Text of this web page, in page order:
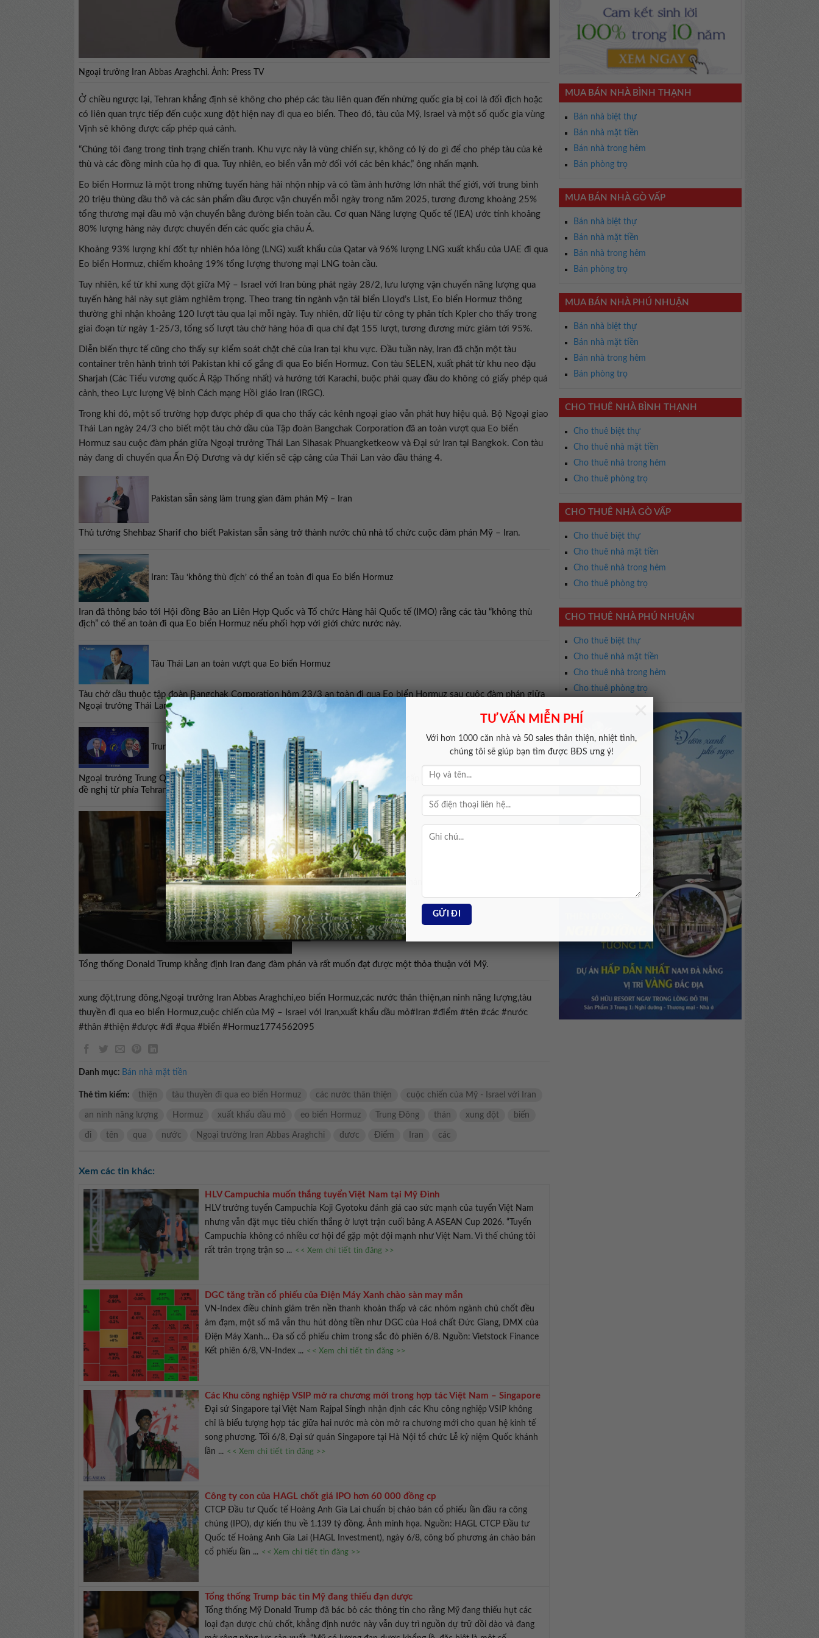
TƯ VẤN MIỄN PHÍ
Với hơn 1000 căn nhà và 50 sales thân thiện, nhiệt tình,
chúng tôi sẽ giúp bạn tìm được BĐS ưng ý!
Ngoại trưởng Iran Abbas Araghchi. Ảnh: Press TV
Ở chiều ngược lại, Tehran khẳng định sẽ không cho phép các tàu liên quan đến những quốc gia bị coi là đối địch hoặc
có liên quan trực tiếp đến cuộc xung đột hiện nay đi qua eo biển. Theo đó, tàu của Mỹ, Israel và một số quốc gia vùng
Vịnh sẽ không được cấp phép quá cảnh.
“Chúng tôi đang trong tình trạng chiến tranh. Khu vực này là vùng chiến sự, không có lý do gì để cho phép tàu của kẻ
thù và các đồng minh của họ đi qua. Tuy nhiên, eo biển vẫn mở đối với các bên khác,” ông nhấn mạnh.
Eo biển Hormuz là một trong những tuyến hàng hải nhộn nhịp và có tầm ảnh hưởng lớn nhất thế giới, với trung bình
20 triệu thùng dầu thô và các sản phẩm dầu được vận chuyển mỗi ngày trong năm 2025, tương đương khoảng 25%
tổng thương mại dầu mỏ vận chuyển bằng đường biển toàn cầu. Cơ quan Năng lượng Quốc tế (IEA) ước tính khoảng
80% lượng hàng này được chuyển đến các quốc gia châu Á.
Khoảng 93% lượng khí đốt tự nhiên hóa lỏng (LNG) xuất khẩu của Qatar và 96% lượng LNG xuất khẩu của UAE đi qua
Eo biển Hormuz, chiếm khoảng 19% tổng lượng thương mại LNG toàn cầu.
Tuy nhiên, kể từ khi xung đột giữa Mỹ – Israel với Iran bùng phát ngày 28/2, lưu lượng vận chuyển năng lượng qua
tuyến hàng hải này sụt giảm nghiêm trọng. Theo trang tin ngành vận tải biển Lloyd’s List, Eo biển Hormuz thông
thường ghi nhận khoảng 120 lượt tàu qua lại mỗi ngày. Tuy nhiên, dữ liệu từ công ty phân tích Kpler cho thấy trong
giai đoạn từ ngày 1-25/3, tổng số lượt tàu chở hàng hóa đi qua chỉ đạt 155 lượt, tương đương mức giảm tới 95%.
Diễn biến thực tế cũng cho thấy sự kiểm soát chặt chẽ của Iran tại khu vực. Đầu tuần này, Iran đã chặn một tàu
container trên hành trình tới Pakistan khi cố gắng đi qua Eo biển Hormuz. Con tàu SELEN, xuất phát từ khu neo đậu
Sharjah (Các Tiểu vương quốc Ả Rập Thống nhất) và hướng tới Karachi, buộc phải quay đầu do không có giấy phép quá
cảnh, theo Lực lượng Vệ binh Cách mạng Hồi giáo Iran (IRGC).
Trong khi đó, một số trường hợp được phép đi qua cho thấy các kênh ngoại giao vẫn phát huy hiệu quả. Bộ Ngoại giao
Thái Lan ngày 24/3 cho biết một tàu chở dầu của Tập đoàn Bangchak Corporation đã an toàn vượt qua Eo biển
Hormuz sau cuộc đàm phán giữa Ngoại trưởng Thái Lan Sihasak Phuangketkeow và Đại sứ Iran tại Bangkok. Con tàu
này đang di chuyển qua Ấn Độ Dương và dự kiến sẽ cập cảng của Thái Lan vào đầu tháng 4.
Pakistan sẵn sàng làm trung gian đàm phán Mỹ – Iran
Thủ tướng Shehbaz Sharif cho biết Pakistan sẵn sàng trở thành nước chủ nhà tổ chức cuộc đàm phán Mỹ – Iran.
Iran: Tàu ‘không thù địch’ có thể an toàn đi qua Eo biển Hormuz
Iran đã thông báo tới Hội đồng Bảo an Liên Hợp Quốc và Tổ chức Hàng hải Quốc tế (IMO) rằng các tàu “không thù
địch” có thể an toàn đi qua Eo biển Hormuz nếu phối hợp với giới chức nước này.
Tàu Thái Lan an toàn vượt qua Eo biển Hormuz
Tàu chở dầu thuộc tập đoàn Bangchak Corporation hôm 23/3 an toàn đi qua Eo biển Hormuz sau cuộc đàm phán giữa
Ngoại trưởng Thái Lan Sihasak Phuangketkeow và Đại sứ Iran tại Bangkok.
Trung Quốc kêu gọi Iran tận dụng cơ hội để khởi động đàm phán
Ngoại trưởng Trung Quốc Vương Nghị tối 24/3 có cuộc điện đàm với người đồng cấp Iran Seyed Abbas Araghchi, theo
đề nghị từ phía Tehran.
Ông Trump: ‘Iran muốn đàm phán nhưng không dám thừa nhận’
Tổng thống Donald Trump khẳng định Iran đang đàm phán và rất muốn đạt được một thỏa thuận với Mỹ.
xung đột,trung đông,Ngoại trưởng Iran Abbas Araghchi,eo biển Hormuz,các nước thân thiện,an ninh năng lượng,tàu
thuyền đi qua eo biển Hormuz,cuộc chiến của Mỹ – Israel với Iran,xuất khẩu dầu mỏ#Iran #điểm #tên #các #nước
#thân #thiện #được #đi #qua #biển #Hormuz1774562095
Danh mục: Bán nhà mặt tiền
Thẻ tìm kiếm: thiện tàu thuyền đi qua eo biển Hormuz các nước thân thiện cuộc chiến của Mỹ - Israel với Iran
an ninh năng lượng Hormuz xuất khẩu dầu mỏ eo biển Hormuz Trung Đông thán xung đột biến
đi tên qua nước Ngoại trưởng Iran Abbas Araghchi đươc Điểm Iran các
Xem các tin khác:
HLV Campuchia muốn thắng tuyển Việt Nam tại Mỹ Đình
HLV trưởng tuyển Campuchia Koji Gyotoku đánh giá cao sức mạnh của tuyển Việt Nam
nhưng vẫn đặt mục tiêu chiến thắng ở lượt trận cuối bảng A ASEAN Cup 2026. “Tuyển
Campuchia không có nhiều cơ hội để gặp một đội mạnh như Việt Nam. Vì thế chúng tôi
rất trân trọng trận so ... << Xem chi tiết tin đăng >>
DGC tăng trần cổ phiếu của Điện Máy Xanh chào sàn may mắn
VN-Index điều chỉnh giảm trên nền thanh khoản thấp và các nhóm ngành chủ chốt đều
ảm đạm, một số mã vẫn thu hút dòng tiền như DGC của Hoá chất Đức Giang, DMX của
Điện Máy Xanh… Đa số cổ phiếu chìm trong sắc đỏ phiên 6/8. Nguồn: Vietstock Finance
Kết phiên 6/8, VN-Index ... << Xem chi tiết tin đăng >>
Các Khu công nghiệp VSIP mở ra chương mới trong hợp tác Việt Nam – Singapore
Đại sứ Singapore tại Việt Nam Rajpal Singh nhận định các Khu công nghiệp VSIP không
chỉ là biểu tượng hợp tác giữa hai nước mà còn mở ra chương mới cho quan hệ kinh tế
song phương. Tối 6/8, Đại sứ quán Singapore tại Hà Nội tổ chức Lễ kỷ niệm Quốc khánh
lần ... << Xem chi tiết tin đăng >>
Công ty con của HAGL chốt giá IPO hơn 60 000 đồng cp
CTCP Đầu tư Quốc tế Hoàng Anh Gia Lai chuẩn bị chào bán cổ phiếu lần đầu ra công
chúng (IPO), dự kiến thu về 1.139 tỷ đồng. Ảnh minh họa. Nguồn: HAGL CTCP Đầu tư
Quốc tế Hoàng Anh Gia Lai (HAGL Investment), ngày 6/8, công bố phương án chào bán
cổ phiếu lần ... << Xem chi tiết tin đăng >>
Tổng thống Trump bác tin Mỹ đang thiếu đạn dược
Tổng thống Mỹ Donald Trump đã bác bỏ các thông tin cho rằng Mỹ đang thiếu hụt các
loại đạn dược chủ chốt, khẳng định nước này vẫn duy trì nguồn dự trữ dồi dào và đang
MUA BÁN NHÀ BÌNH THẠNH
Bán nhà biệt thự
Bán nhà mặt tiền
Bán nhà trong hẻm
Bán phòng trọ
MUA BÁN NHÀ GÒ VẤP
Bán nhà biệt thự
Bán nhà mặt tiền
Bán nhà trong hẻm
Bán phòng trọ
MUA BÁN NHÀ PHÚ NHUẬN
Bán nhà biệt thự
Bán nhà mặt tiền
Bán nhà trong hẻm
Bán phòng trọ
CHO THUÊ NHÀ BÌNH THẠNH
Cho thuê biệt thự
Cho thuê nhà mặt tiền
Cho thuê nhà trong hẻm
Cho thuê phòng trọ
CHO THUÊ NHÀ GÒ VẤP
Cho thuê biệt thự
Cho thuê nhà mặt tiền
Cho thuê nhà trong hẻm
Cho thuê phòng trọ
CHO THUÊ NHÀ PHÚ NHUẬN
Cho thuê biệt thự
Cho thuê nhà mặt tiền
Cho thuê nhà trong hẻm
Cho thuê phòng trọ